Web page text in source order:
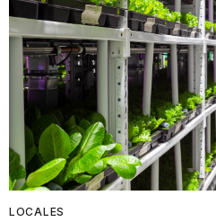
LOCALES